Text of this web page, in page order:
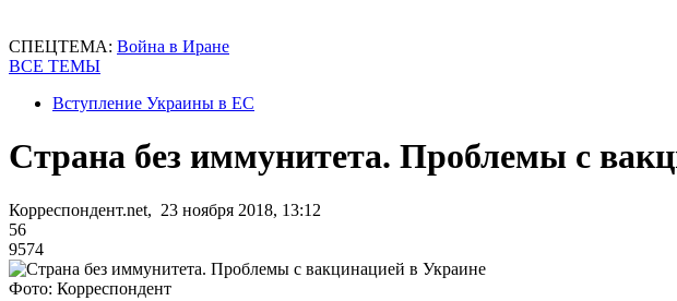
СПЕЦТЕМА: Война в Иране
ВСЕ ТЕМЫ
Вступление Украины в ЕС
Страна без иммунитета. Проблемы с
Корреспондент.net, 23 ноября 2018, 13:12
56
9574
Фото: Корреспондент